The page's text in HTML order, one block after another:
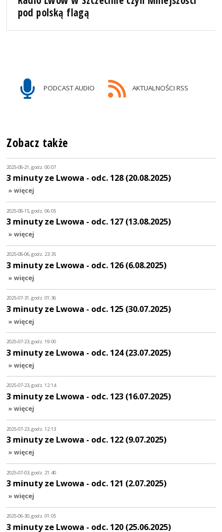
pod polską flagą
PODCAST AUDIO AKTUALNOŚCI RSS
Zobacz także
2025-08-21, godz. 00:07
3 minuty ze Lwowa - odc. 128 (20.08.2025)
» więcej
2025-08-15, godz. 06:05
3 minuty ze Lwowa - odc. 127 (13.08.2025)
» więcej
2025-08-06, godz. 23:35
3 minuty ze Lwowa - odc. 126 (6.08.2025)
» więcej
2025-07-31, godz. 01:36
3 minuty ze Lwowa - odc. 125 (30.07.2025)
» więcej
2025-07-23, godz. 19:00
3 minuty ze Lwowa - odc. 124 (23.07.2025)
» więcej
2025-07-23, godz. 12:14
3 minuty ze Lwowa - odc. 123 (16.07.2025)
» więcej
2025-07-23, godz. 12:13
3 minuty ze Lwowa - odc. 122 (9.07.2025)
» więcej
2025-07-03, godz. 21:40
3 minuty ze Lwowa - odc. 121 (2.07.2025)
» więcej
2025-06-30, godz. 01:05
3 minuty ze Lwowa - odc. 120 (25.06.2025)